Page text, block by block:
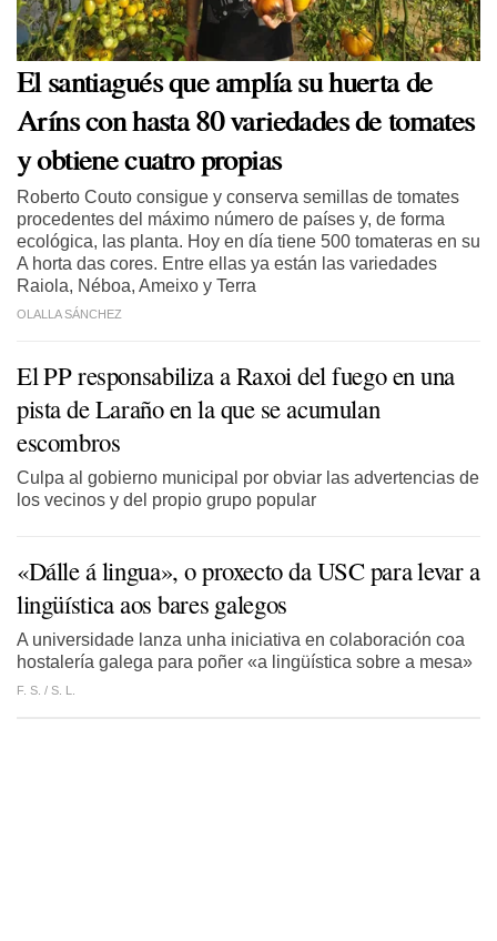
El santiagués que amplía su huerta de
Aríns con hasta 80 variedades de tomates
y obtiene cuatro propias
Roberto Couto consigue y conserva semillas de tomates
procedentes del máximo número de países y, de forma
ecológica, las planta. Hoy en día tiene 500 tomateras en su
A horta das cores. Entre ellas ya están las variedades
Raiola, Néboa, Ameixo y Terra
OLALLA SÁNCHEZ
El PP responsabiliza a Raxoi del fuego en una
pista de Laraño en la que se acumulan
escombros
Culpa al gobierno municipal por obviar las advertencias de
los vecinos y del propio grupo popular
«Dálle á lingua», o proxecto da USC para levar a
lingüística aos bares galegos
A universidade lanza unha iniciativa en colaboración coa
hostalería galega para poñer «a lingüística sobre a mesa»
F. S. / S. L.